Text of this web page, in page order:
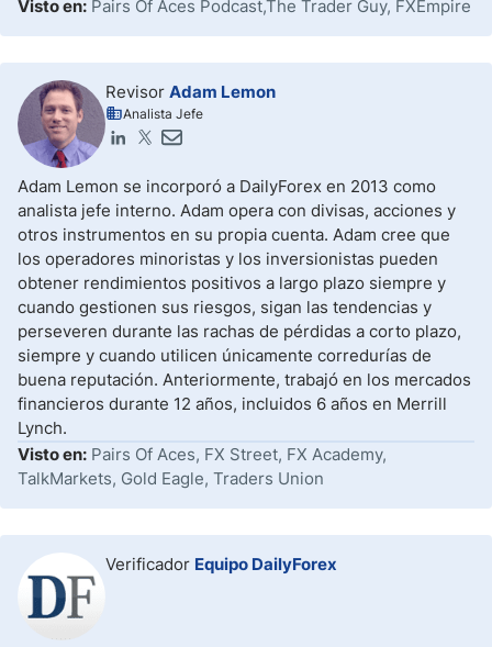
Visto en: Pairs Of Aces Podcast,The Trader Guy, FXEmpire
Revisor Adam Lemon
Analista Jefe
Adam Lemon se incorporó a DailyForex en 2013 como
analista jefe interno. Adam opera con divisas, acciones y
otros instrumentos en su propia cuenta. Adam cree que
los operadores minoristas y los inversionistas pueden
obtener rendimientos positivos a largo plazo siempre y
cuando gestionen sus riesgos, sigan las tendencias y
perseveren durante las rachas de pérdidas a corto plazo,
siempre y cuando utilicen únicamente corredurías de
buena reputación. Anteriormente, trabajó en los mercados
financieros durante 12 años, incluidos 6 años en Merrill
Lynch.
Visto en: Pairs Of Aces, FX Street, FX Academy,
TalkMarkets, Gold Eagle, Traders Union
Verificador Equipo DailyForex